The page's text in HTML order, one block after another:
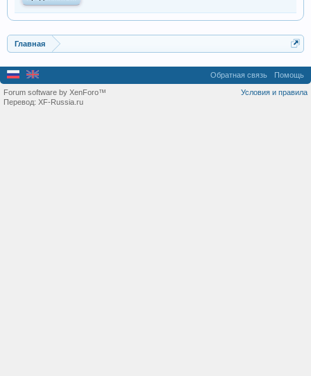
Главная
Обратная связь Помощь
Условия и правила
Forum software by XenForo™
Перевод: XF-Russia.ru